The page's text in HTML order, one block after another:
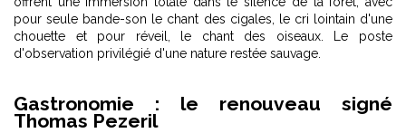
pour seule bande-son le chant des cigales, le cri lointain d'une
chouette et pour réveil, le chant des oiseaux. Le poste
d'observation privilégié d'une nature restée sauvage.
Gastronomie : le renouveau signé
Thomas Pezeril